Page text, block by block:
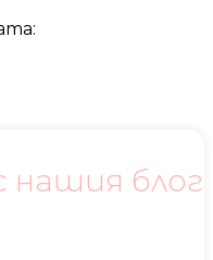
нашия блог